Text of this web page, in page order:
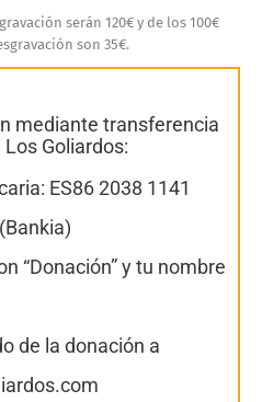
serán 120€ y de los 100€
son 35€.
mediante transferencia
Goliardos:
ES86 2038 1141
“Donación” y tu nombre
de la donación a